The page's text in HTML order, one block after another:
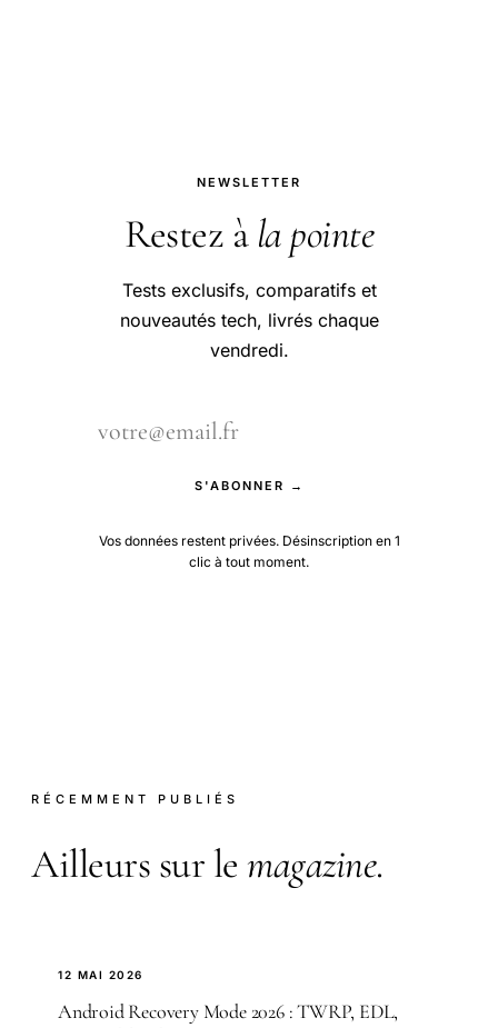
NEWSLETTER
Restez à la pointe
Tests exclusifs, comparatifs et
nouveautés tech, livrés chaque
vendredi.
S'ABONNER →
Vos données restent privées. Désinscription en 1
clic à tout moment.
RÉCEMMENT PUBLIÉS
Ailleurs sur le magazine.
12 MAI 2026
Android Recovery Mode 2026 : TWRP, EDL,